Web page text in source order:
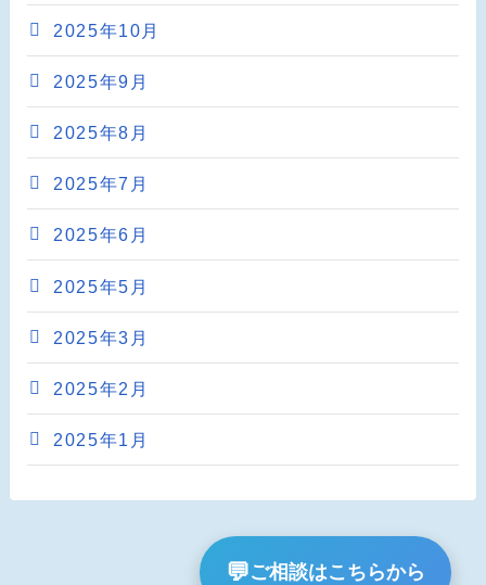
2025年10月
2025年9月
2025年8月
2025年7月
2025年6月
2025年5月
2025年3月
2025年2月
2025年1月
💬ご相談はこちらから